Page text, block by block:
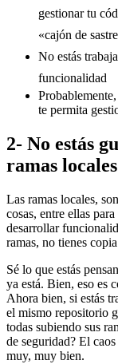
gestionar tu
«cajón de
No estás
funcionalidad
te permita
2- No estás
ramas locales
Las ramas locales,
cosas, entre ellas
desarrollar
ramas, no tienes
Sé lo que estás
ya está. Bien, eso es
Ahora bien, si estás
el mismo repositorio
todas subiendo sus
de seguridad? El
muy, muy bien.